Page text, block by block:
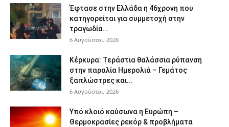
Έφτασε στην Ελλάδα η 46χρονη που
κατηγορείται για συμμετοχή στην
τραγωδία...
6 Αυγούστου 2026
Κέρκυρα: Τεράστια θαλάσσια ρύπανση
στην παραλία Ημερολιά – Γεμάτος
ξαπλώστρες και...
6 Αυγούστου 2026
Υπό κλοιό καύσωνα η Ευρώπη –
Θερμοκρασίες ρεκόρ & προβλήματα